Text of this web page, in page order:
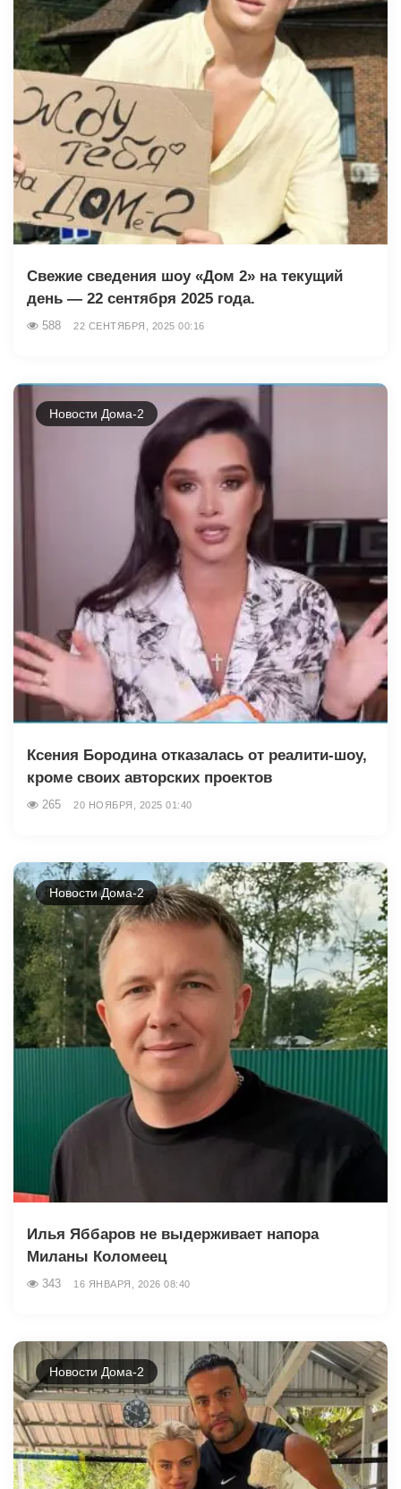
Свежие сведения шоу «Дом 2» на текущий
день — 22 сентября 2025 года.
588 22 СЕНТЯБРЯ, 2025 00:16
Новости Дома-2
Ксения Бородина отказалась от реалити-шоу,
кроме своих авторских проектов
265 20 НОЯБРЯ, 2025 01:40
Новости Дома-2
Илья Яббаров не выдерживает напора
Миланы Коломеец
343 16 ЯНВАРЯ, 2026 08:40
Новости Дома-2